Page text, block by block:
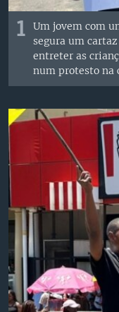
1
Um jovem com
segura um
entreter as
num protesto na